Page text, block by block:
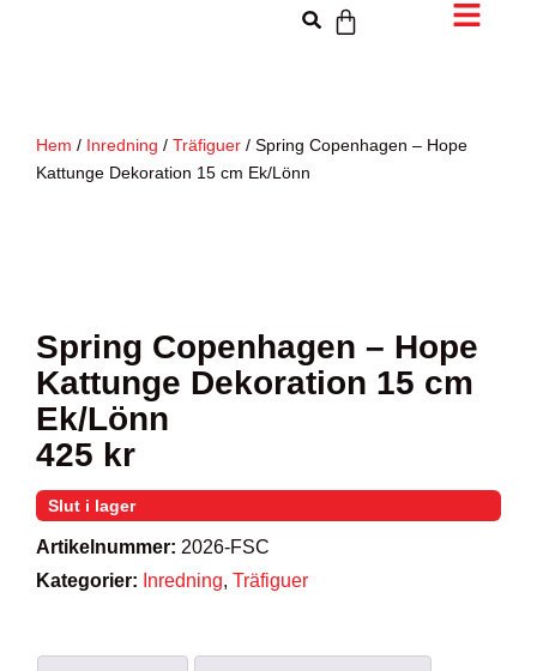
Hem / Inredning / Träfiguer / Spring Copenhagen – Hope
Kattunge Dekoration 15 cm Ek/Lönn
Spring Copenhagen – Hope
Kattunge Dekoration 15 cm
Ek/Lönn
425 kr
Slut i lager
Artikelnummer: 2026-FSC
Kategorier: Inredning, Träfiguer